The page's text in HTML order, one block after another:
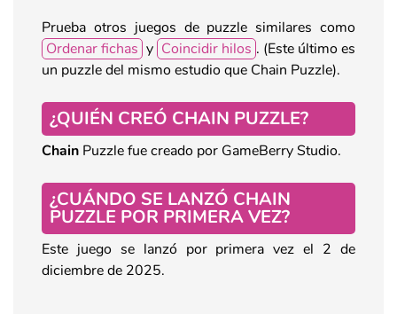
Prueba otros juegos de puzzle similares como
Ordenar fichas y Coincidir hilos . (Este último es
un puzzle del mismo estudio que Chain Puzzle).
¿QUIÉN CREÓ CHAIN PUZZLE?
Chain Puzzle fue creado por GameBerry Studio.
¿CUÁNDO SE LANZÓ CHAIN
PUZZLE POR PRIMERA VEZ?
Este juego se lanzó por primera vez el 2 de
diciembre de 2025.